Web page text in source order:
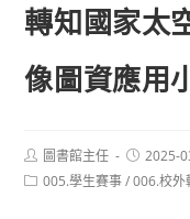
轉知國家太
像圖資應用
Post
author:
圖書館主任
Post
published:
2025-
Post005.學生賽事 / 006.校外